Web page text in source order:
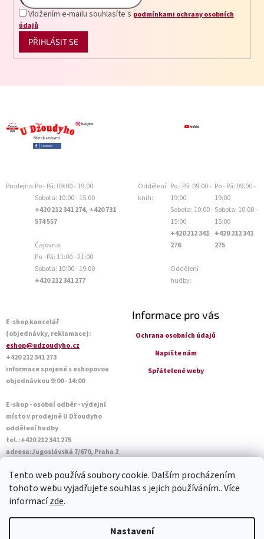
Tento web používá soubory cookie. Dalším procházením
tohoto webu vyjadřujete souhlas s jejich používáním.. Více
informacízde.
Nastavení
Vložením e-mailu souhlasíte s podmínkami ochrany osobních
údajů
PŘIHLÁSIT SE
Prodejna:Po - Pá: 09:00 - 19:00
Sobota: 10:00 - 15:00
+420 212 341 274, +420 731
574 557
Čajovna:
Po - Pá: 11:00 - 21:00
Sobota: 10:00 - 19:00
+420 212 341 277
Oddělení
knih:
Po - Pá: 09:00 -
19:00
Sobota: 10:00 -
15:00
+420 212 341
276
Oddělení
hudby:
Po - Pá: 09:00 -
19:00
Sobota: 10:00 -
15:00
+420 212 341
275
E-shop kancelář
(objednávky, reklamace):
eshop@udzoudyho.cz
+420 212 341 273
informace spojené s eshopovou
objednávkou 9:00 - 14:00
E-shop - osobní odběr - výdejní
místo v prodejně U Džoudyho
oddělení hudby
tel.:+420 212 341 275
adresa:Jugoslávská 7/670, Praha 2
Sobota: 10:00 - 14:45
Informace pro vás
Ochrana osobních údajů
Napište nám
Spřátelené weby